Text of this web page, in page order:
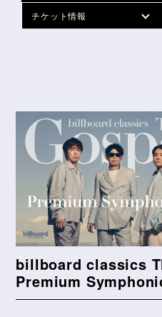
billboard classics
Premium
チケット情報